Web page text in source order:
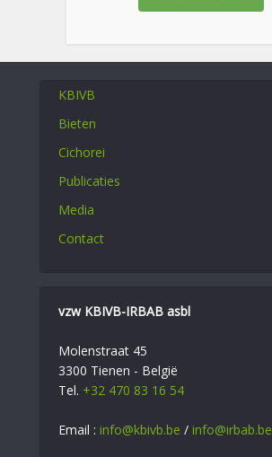
KBIVB
Bieten
Cichorei
Publicaties
Media
Contact
vzw KBIVB-IRBAB asbl
Molenstraat 45
3300 Tienen - België
Tel. +32 470 83 16 54
Email : info@kbivb.be / info@irbab.be